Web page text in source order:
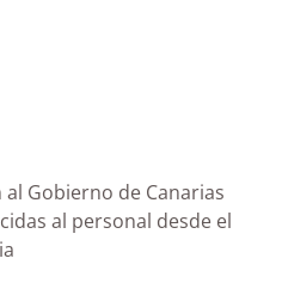
Gobierno de Canarias
al personal desde el